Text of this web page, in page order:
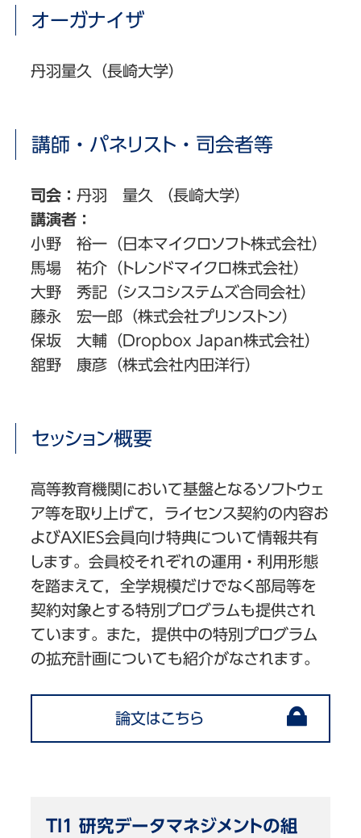
オーガナイザ
丹羽量久（長崎大学）
講師・パネリスト・司会者等
司会：丹羽 量久 （長崎大学）
講演者：
小野 裕一（日本マイクロソフト株式会社）
馬場 祐介（トレンドマイクロ株式会社）
大野 秀記（シスコシステムズ合同会社）
藤永 宏一郎（株式会社プリンストン）
保坂 大輔（Dropbox Japan株式会社）
舘野 康彦（株式会社内田洋行）
セッション概要
高等教育機関において基盤となるソフトウェ
ア等を取り上げて，ライセンス契約の内容お
よびAXIES会員向け特典について情報共有
します。会員校それぞれの運用・利用形態
を踏まえて，全学規模だけでなく部局等を
契約対象とする特別プログラムも提供され
ています。また，提供中の特別プログラム
の拡充計画についても紹介がなされます。
論文はこちら
TI1 研究データマネジメントの組